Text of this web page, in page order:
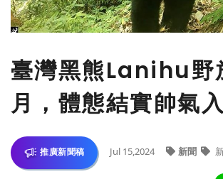
臺灣黑熊Lanihu野
月，體態結實帥氣
推廣新聞稿 Jul 15,2024 新聞